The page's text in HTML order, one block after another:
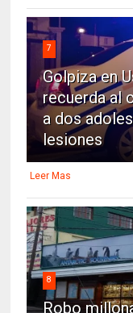
7
Golpiza en
recuerda al
a dos
lesiones
Leer Mas
8
Robo